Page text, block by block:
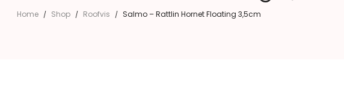
Home / Shop / Roofvis / Salmo – Rattlin Hornet Floating 3,5cm